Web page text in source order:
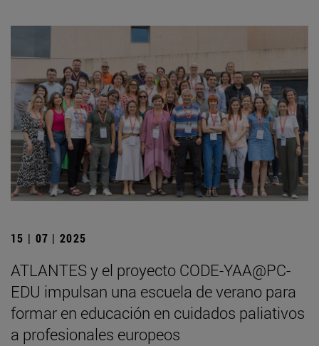
15 | 07 | 2025
ATLANTES y el proyecto CODE-YAA@PC-
EDU impulsan una escuela de verano para
formar en educación en cuidados paliativos
a profesionales europeos